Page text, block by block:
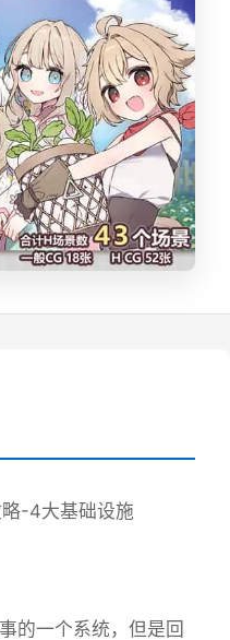
-4大基础设施
的一个系统，但是回